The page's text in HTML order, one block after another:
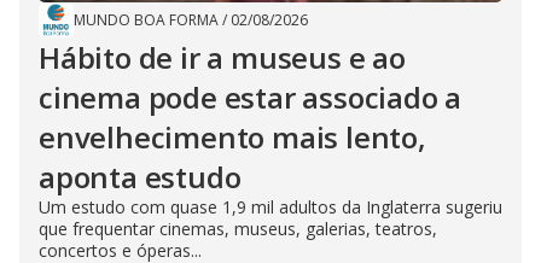
MUNDO BOA FORMA/ 02/08/2026
Hábito de ir a museus e ao
cinema pode estar associado a
envelhecimento mais lento,
aponta estudo
Um estudo com quase 1,9 mil adultos da Inglaterra sugeriu
que frequentar cinemas, museus, galerias, teatros,
concertos e óperas...